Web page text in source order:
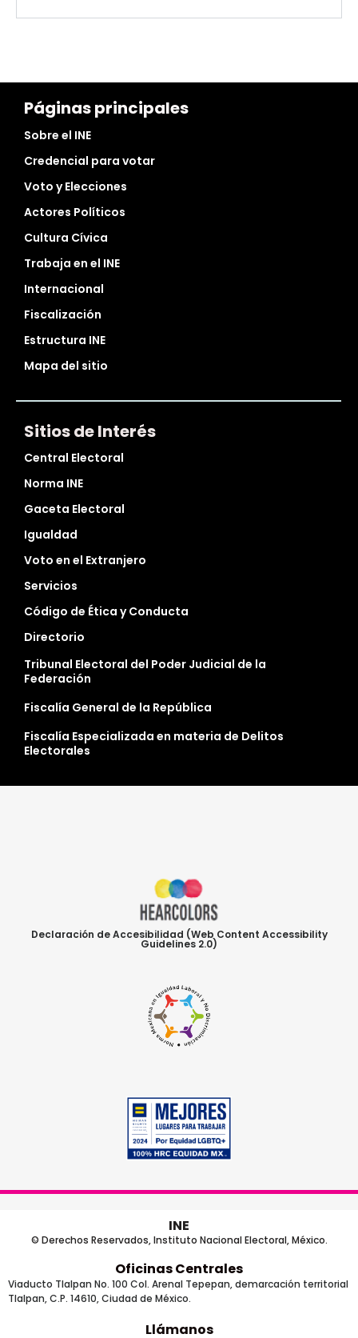
Páginas principales
Sobre el INE
Credencial para votar
Voto y Elecciones
Actores Políticos
Cultura Cívica
Trabaja en el INE
Internacional
Fiscalización
Estructura INE
Mapa del sitio
Sitios de Interés
Central Electoral
Norma INE
Gaceta Electoral
Igualdad
Voto en el Extranjero
Servicios
Código de Ética y Conducta
Directorio
Tribunal Electoral del Poder Judicial de la
Federación
Fiscalía General de la República
Fiscalía Especializada en materia de Delitos
Electorales
Declaración de Accesibilidad (Web Content Accessibility
Guidelines 2.0)
INE
© Derechos Reservados, Instituto Nacional Electoral, México.
Oficinas Centrales
Viaducto Tlalpan No. 100 Col. Arenal Tepepan, demarcación territorial
Tlalpan, C.P. 14610, Ciudad de México.
Llámanos